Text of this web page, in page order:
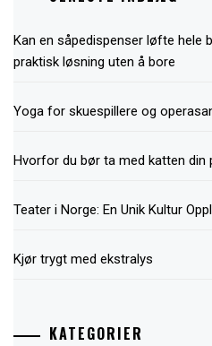
Kan en såpedispenser løfte hele
praktisk løsning uten å bore
Yoga for skuespillere og
Hvorfor du bør ta med katten din
Teater i Norge: En Unik Kultur
Kjør trygt med ekstralys
KATEGORIER